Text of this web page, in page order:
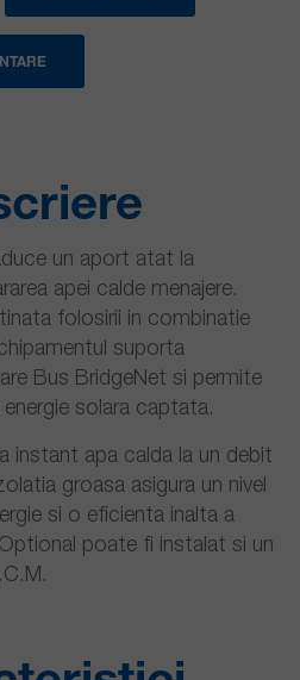
un aport atat la
apei calde menajere.
folosirii in combinatie
suporta
Bus BridgeNet si permite
energie solara captata.
instant apa calda la un debit
groasa asigura un nivel
si o eficienta inalta a
poate fi instalat si un